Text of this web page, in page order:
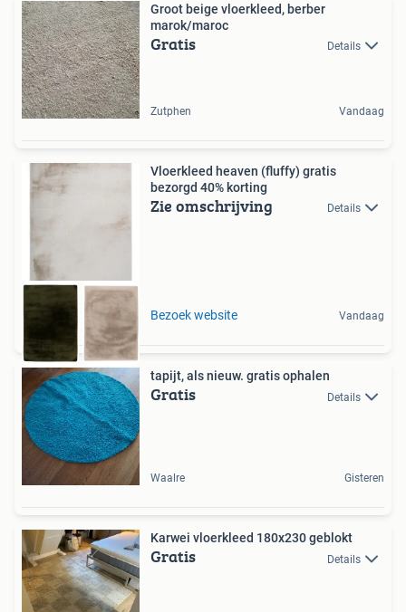
Groot beige vloerkleed, berber
marok/maroc
Gratis Details
Zutphen Vandaag
Vloerkleed heaven (fluffy) gratis
bezorgd 40% korting
Zie omschrijving Details
Bezoek website Vandaag
tapijt, als nieuw. gratis ophalen
Gratis Details
Waalre Gisteren
Karwei vloerkleed 180x230 geblokt
Gratis Details